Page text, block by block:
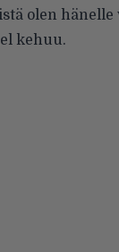
olen hänelle
kehuu.